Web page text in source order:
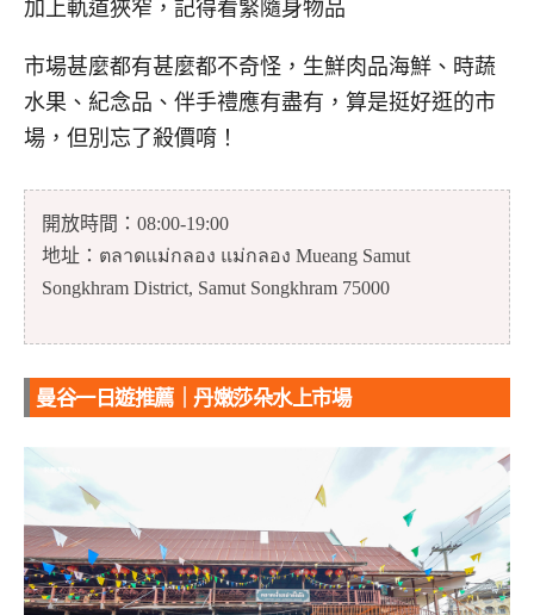
加上軌道狹窄，記得看緊隨身物品
市場甚麼都有甚麼都不奇怪，生鮮肉品海鮮、時蔬
水果、紀念品、伴手禮應有盡有，算是挺好逛的市
場，但別忘了殺價唷！
開放時間：08:00-19:00
地址：ตลาดแม่กลอง แม่กลอง Mueang Samut
Songkhram District, Samut Songkhram 75000
曼谷一日遊推薦｜丹嫩莎朵水上市場